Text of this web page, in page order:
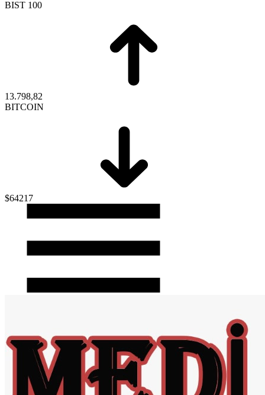
BIST 100
13.798,82
BITCOIN
$64217